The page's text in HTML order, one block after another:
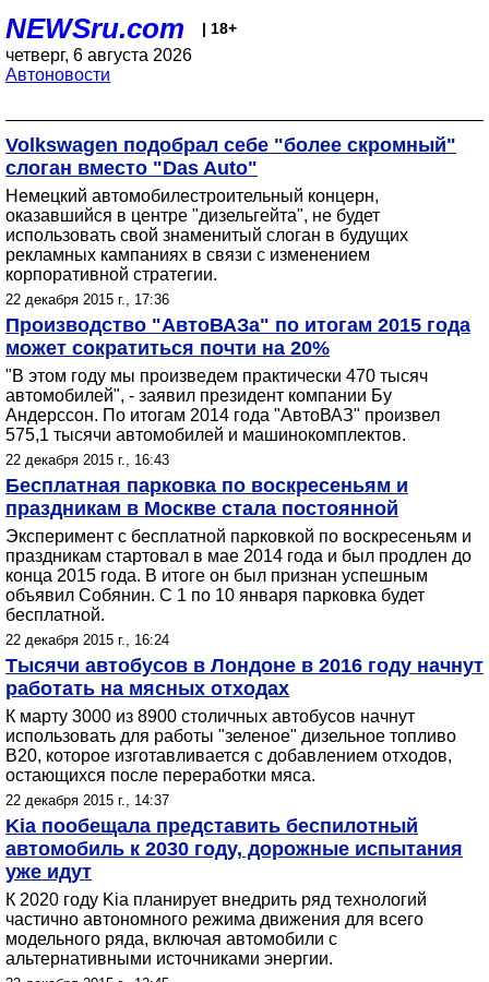
NEWSru.com | 18+
четверг, 6 августа 2026
Автоновости
Volkswagen подобрал себе "более скромный"
слоган вместо "Das Auto"
Немецкий автомобилестроительный концерн,
оказавшийся в центре "дизельгейта", не будет
использовать свой знаменитый слоган в будущих
рекламных кампаниях в связи с изменением
корпоративной стратегии.
22 декабря 2015 г., 17:36
Производство "АвтоВАЗа" по итогам 2015 года
может сократиться почти на 20%
"В этом году мы произведем практически 470 тысяч
автомобилей", - заявил президент компании Бу
Андерссон. По итогам 2014 года "АвтоВАЗ" произвел
575,1 тысячи автомобилей и машинокомплектов.
22 декабря 2015 г., 16:43
Бесплатная парковка по воскресеньям и
праздникам в Москве стала постоянной
Эксперимент с бесплатной парковкой по воскресеньям и
праздникам стартовал в мае 2014 года и был продлен до
конца 2015 года. В итоге он был признан успешным
объявил Собянин. С 1 по 10 января парковка будет
бесплатной.
22 декабря 2015 г., 16:24
Тысячи автобусов в Лондоне в 2016 году начнут
работать на мясных отходах
К марту 3000 из 8900 столичных автобусов начнут
использовать для работы "зеленое" дизельное топливо
В20, которое изготавливается с добавлением отходов,
остающихся после переработки мяса.
22 декабря 2015 г., 14:37
Kia пообещала представить беспилотный
автомобиль к 2030 году, дорожные испытания
уже идут
К 2020 году Kia планирует внедрить ряд технологий
частично автономного режима движения для всего
модельного ряда, включая автомобили с
альтернативными источниками энергии.